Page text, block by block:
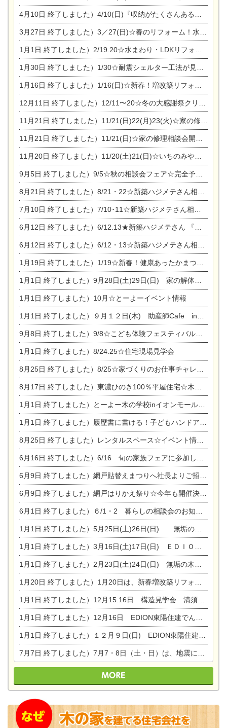
4月10日 終了しました）4/10(日)『収納がたくさんあるおうち現場見学会』
3月27日 終了しました）3／27(日)☆春のリフォーム！水まわりLDKリフォーム相談会&今がチャンス！エアコン相談会
1月1日 終了しました）2/19.20☆水まわり・LDKリフォーム相談会＆エアコン相談会
1月30日 終了しました）1/30☆耐震シェルター工法が見れる完成見学会
1月16日 終了しました）1/16(日)☆新春！増改築リフォーム&家の修理まつり
12月11日 終了しました）12/11〜20☆冬の大感謝祭クリスマス相談会開催
11月21日 終了しました）11/21(日)22(月)23(火)☆家の修理まつり＆増改築リフォーム相談会
11月21日 終了しました）11/21(日)☆家の修理相談会開催 in 扶桑オークビレッジ
11月20日 終了しました）11/20(土)21(日)☆いちのみや逸品市に出店します【ひのきのバラ販売】
9月5日 終了しました）9/5☆秋の相談会フェア☆完全予約制
8月21日 終了しました）8/21・22☆新築ハジメテさん相談会 『集まれ！農地に家を建てたい人！』
7月10日 終了しました）7/10･11☆新築ハジメテさん相談会 『集まれ！農地に家を建てたい人！』完全予約制
6月12日 終了しました）6/12.13★新築ハジメテさん 『木の家 現場体感見学会』
6月12日 終了しました）6/12・13☆新築ハジメテさん相談会『今ある土地に家を建てる際の注意点』
1月19日 終了しました）1/19☆新春！健康あったかまつり＆増改築リフォームまつり
1月1日 終了しました）9月28日(土)29日(日) 家の解体なんでも相談会
1月1日 終了しました）10月☆とーよーイベント情報
1月1日 終了しました）９月１２日(木) 助産師Cafe in東陽住建
9月8日 終了しました）9/8☆こども体験フェスティバル☆一宮市民会館
1月1日 終了しました）8/24.25☆住宅現場見学会
8月25日 終了しました）8/25☆家づくりのお仕事チャレンジ
8月17日 終了しました）東濃ひのき100％平屋住宅☆木の家完成見学会
1月1日 終了しました）とーよー木の学校inイオンモール木曽川
1月1日 終了しました）履歴書に書ける！子どもハンドアロマ講座☆
8月25日 終了しました）レンタルスペース☆イベント情報☆チャイルドアロマセラピスト
6月16日 終了しました）6/16 旬の家族フェアに参加します☆
6月9日 終了しました）網戸貼替えまつりへ社長よりご招待です♪
6月9日 終了しました）網戸はりかえ祭り☆今年も開催決定！
6月1日 終了しました）６/1・2 暮らしの相談会のお知らせ
1月1日 終了しました）5月25日(土)26日(日) 無垢の木の家体感見学会開催☆
1月1日 終了しました）3月16日(土)17日(日) ＥＤＩＯＮ東陽住建でんき館 総決算まつり
1月1日 終了しました）2月23日(土)24日(日) 無垢の木の家 完成見学会
1月20日 終了しました）1月20日は、新春増改築リフォームまつり＆家の修理祭り＆家電まつりです。
1月1日 終了しました）12月15.16日 構造見学会 清須市西枇杷島町弁天
1月1日 終了しました）12月16日 EDION東陽住建でんき OPEN第二弾イベント！！
1月1日 終了しました）１２月９日(日) EDION東陽住建でんき館プレＯＰＥＮ！＆家の修理まつり
7月7日 終了しました）7月7・8日（土・日）は、地震に強くて安心！暮らしを楽しむ東濃ひのきの平屋の家体験見学会を開催します。ぜひお越しください。